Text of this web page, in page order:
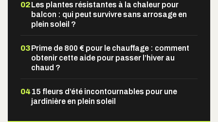
02Les plantes résistantes à la chaleur pour
balcon : qui peut survivre sans arrosage en
plein soleil ?
03Prime de 800 € pour le chauffage : comment
obtenir cette aide pour passer l’hiver au
chaud ?
04 15 fleurs d’été incontournables pour une
jardinière en plein soleil